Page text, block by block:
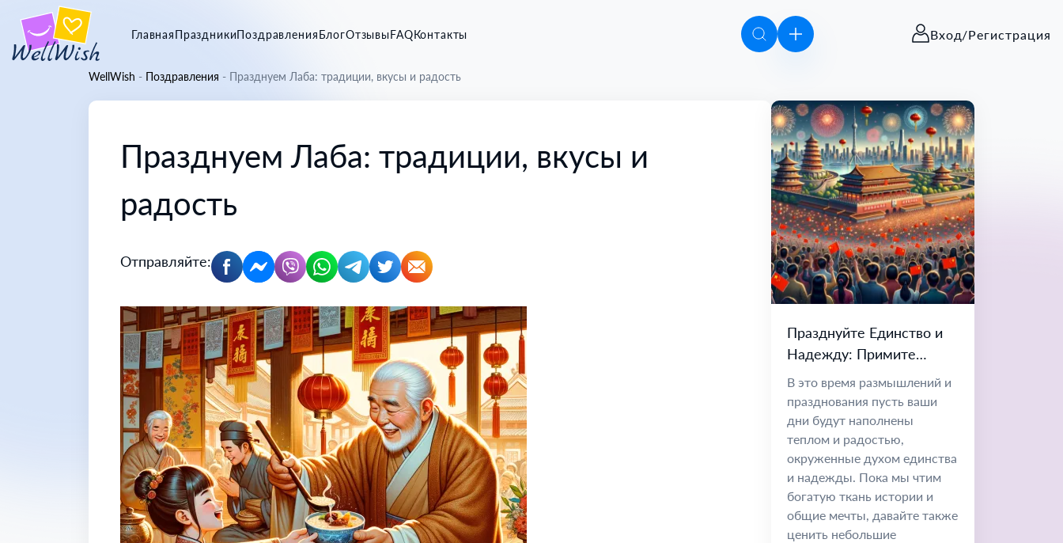
ГлавнаяПраздникиПоздравленияБлогОтзывыFAQКонтакты Вход/Регистрация
WellWish - Поздравления - Празднуем Лаба: традиции, вкусы и радость
Празднуем Лаба: традиции, вкусы и
радость
Отправляйте:
Празднуйте Единство и
Надежду: Примите
Будущее, Наполненное
Радостью
В это время размышлений и
празднования пусть ваши
дни будут наполнены
теплом и радостью,
окруженные духом единства
и надежды. Пока мы чтим
богатую ткань истории и
общие мечты, давайте также
ценить небольшие